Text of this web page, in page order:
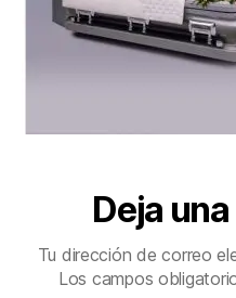
Deja
Tu dirección de correo
Los campos